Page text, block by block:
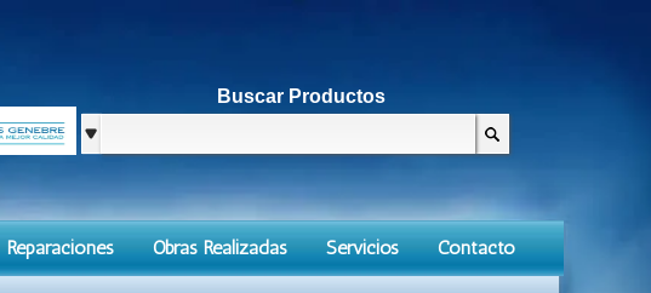
Buscar Productos
Reparaciones Obras Realizadas Servicios Contacto